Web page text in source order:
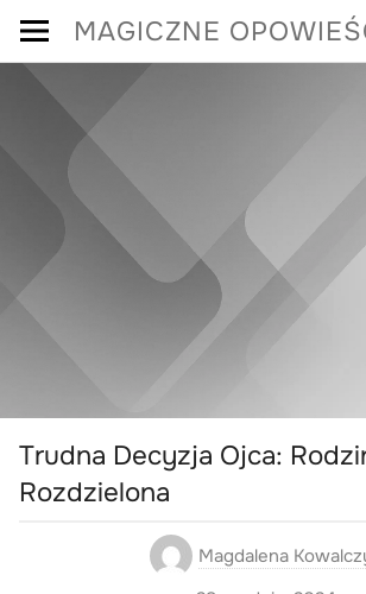
Skip
MAGICZNE
Trudna Decyzja Ojca:
Rozdzielona
Magdalena